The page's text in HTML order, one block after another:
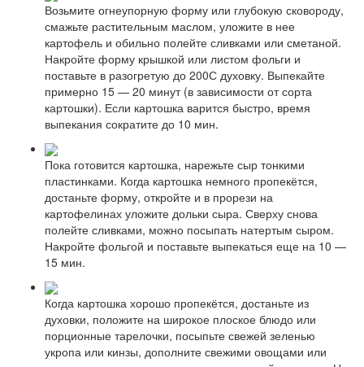
Возьмите огнеупорную форму или глубокую сковороду,
смажьте растительным маслом, уложите в нее
картофель и обильно полейте сливками или сметаной.
Накройте форму крышкой или листом фольги и
поставьте в разогретую до 200С духовку. Выпекайте
примерно 15 — 20 минут (в зависимости от сорта
картошки). Если картошка варится быстро, время
выпекания сократите до 10 мин.
Пока готовится картошка, нарежьте сыр тонкими
пластинками. Когда картошка немного пропекётся,
достаньте форму, откройте и в прорези на
картофелинах уложите дольки сыра. Сверху снова
полейте сливками, можно посыпать натертым сыром.
Накройте фольгой и поставьте выпекаться еще на 10 —
15 мин.
Когда картошка хорошо пропекётся, достаньте из
духовки, положите на широкое плоское блюдо или
порционные тарелочки, посыпьте свежей зеленью
укропа или кинзы, дополните свежими овощами или